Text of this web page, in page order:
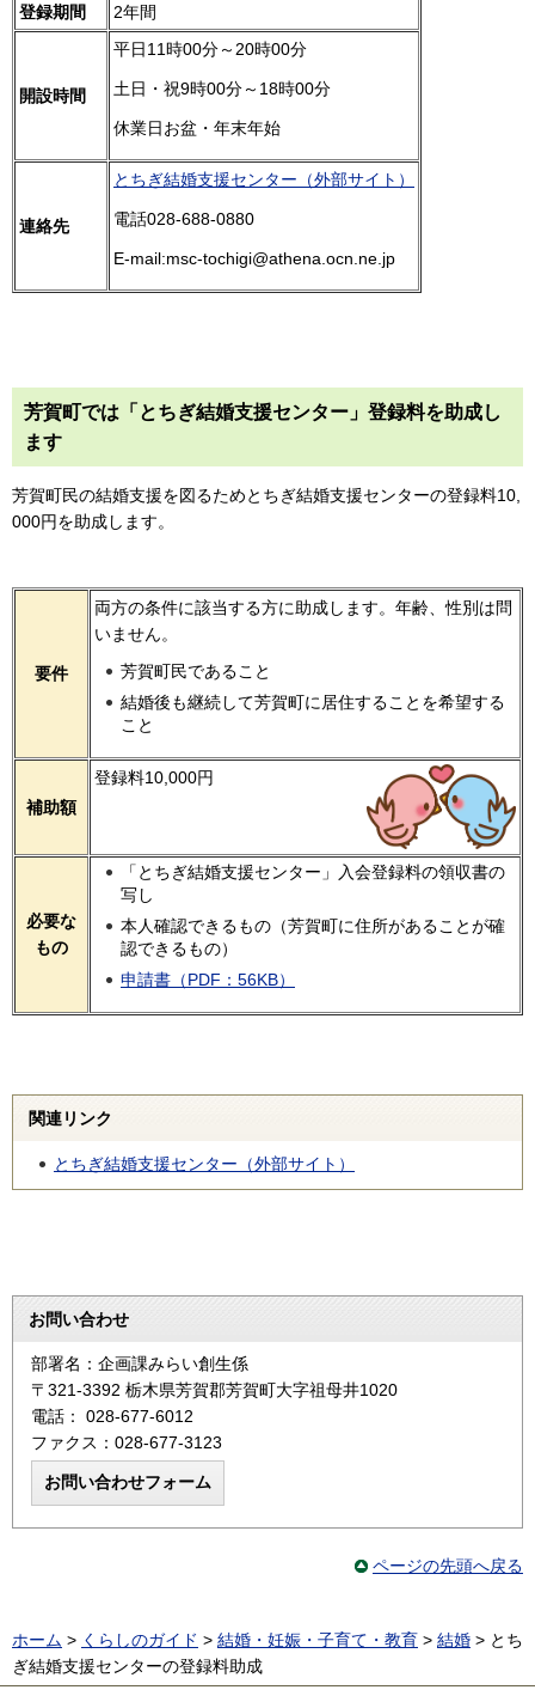
登録期間
2年間
開設時間
平日11時00分～20時00分
土日・祝9時00分～18時00分
休業日お盆・年末年始
連絡先
とちぎ結婚支援センター（外部サイト）
電話028-688-0880
E-mail:msc-tochigi@athena.ocn.ne.jp
芳賀町では「とちぎ結婚支援センター」登録料を助成し
ます
芳賀町民の結婚支援を図るためとちぎ結婚支援センターの登録料10,
000円を助成します。
要件
両方の条件に該当する方に助成します。年齢、性別は問
いません。
芳賀町民であること
結婚後も継続して芳賀町に居住することを希望する
こと
補助額
登録料10,000円
必要な
もの
「とちぎ結婚支援センター」入会登録料の領収書の
写し
本人確認できるもの（芳賀町に住所があることが確
認できるもの）
申請書（PDF：56KB）
関連リンク
とちぎ結婚支援センター（外部サイト）
お問い合わせ
部署名：企画課みらい創生係
〒321-3392 栃木県芳賀郡芳賀町大字祖母井1020
電話： 028-677-6012
ファクス：028-677-3123
ページの先頭へ戻る
ホーム > くらしのガイド > 結婚・妊娠・子育て・教育 > 結婚 > とち
ぎ結婚支援センターの登録料助成